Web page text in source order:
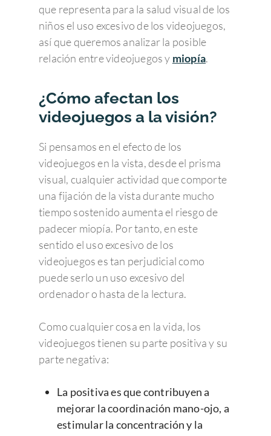
que representa para la salud visual de los
niños el uso excesivo de los videojuegos,
así que queremos analizar la posible
relación entre videojuegos y miopía.
¿Cómo afectan los
videojuegos a la visión?
Si pensamos en el efecto de los
videojuegos en la vista, desde el prisma
visual, cualquier actividad que comporte
una fijación de la vista durante mucho
tiempo sostenido aumenta el riesgo de
padecer miopía. Por tanto, en este
sentido el uso excesivo de los
videojuegos es tan perjudicial como
puede serlo un uso excesivo del
ordenador o hasta de la lectura.
Como cualquier cosa en la vida, los
videojuegos tienen su parte positiva y su
parte negativa:
La positiva es que contribuyen a
mejorar la coordinación mano-ojo, a
estimular la concentración y la